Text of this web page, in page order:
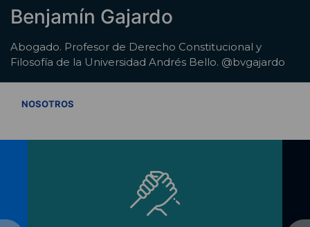
Benjamín Gajardo
Abogado. Profesor de Derecho Constitucional y
Filosofía de la Universidad Andrés Bello. @bvgajardo
NOSOTROS